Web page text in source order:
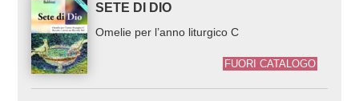
SETE DI DIO
Omelie per l’anno liturgico C
FUORI CATALOGO